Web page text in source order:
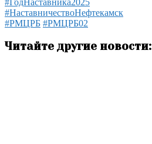
#ГодНаставника2025
#НаставничествоНефтекамск
#РМЦРБ #РМЦРБ02
Читайте другие новости: